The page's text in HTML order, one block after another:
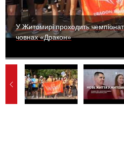
У Житомирі проходить
човнах «Дракон»